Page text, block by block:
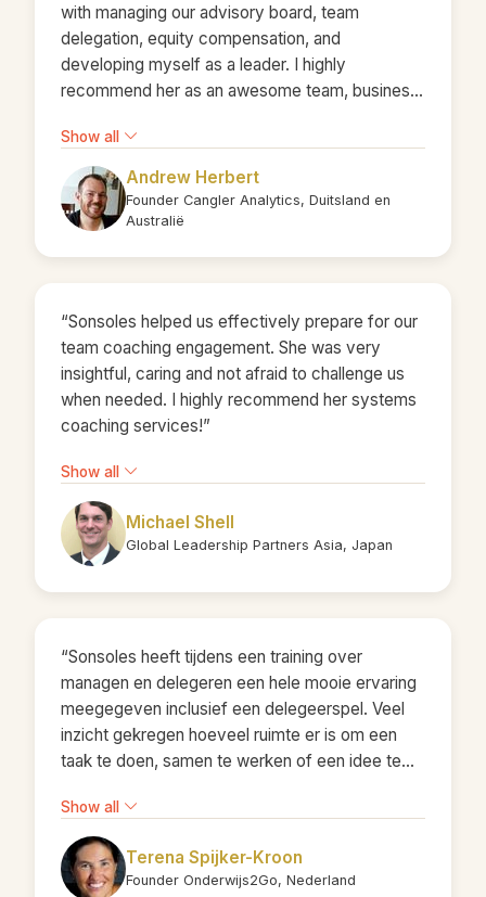
with managing our advisory board, team
delegation, equity compensation, and
developing myself as a leader. I highly
recommend her as an awesome team, business
an awesome person!”
Show all
Andrew Herbert
Founder Cangler Analytics, Duitsland en
Australië
“Sonsoles helped us effectively prepare for our
team coaching engagement. She was very
insightful, caring and not afraid to challenge us
when needed. I highly recommend her systems
coaching services!”
Show all
Michael Shell
Global Leadership Partners Asia, Japan
“Sonsoles heeft tijdens een training over
managen en delegeren een hele mooie ervaring
meegegeven inclusief een delegeerspel. Veel
inzicht gekregen hoeveel ruimte er is om een
taak te doen, samen te werken of een idee te
ook weer toepassen in het onderwijs. Sonsoles,
dank je wel!”
Show all
Terena Spijker-Kroon
Founder Onderwijs2Go, Nederland